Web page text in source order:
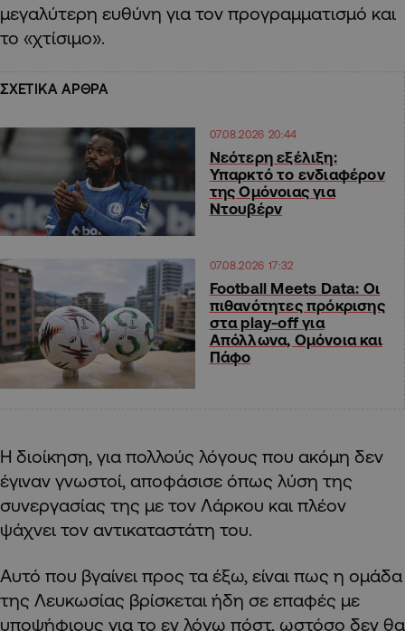
μεγαλύτερη ευθύνη για τον προγραμματισμό και
το «χτίσιμο».
ΣΧΕΤΙΚΑ ΑΡΘΡΑ
07.08.2026 20:44
Νεότερη εξέλιξη:
Υπαρκτό το ενδιαφέρον
της Ομόνοιας για
Ντουβέρν
07.08.2026 17:32
Football Meets Data: Οι
πιθανότητες πρόκρισης
στα play-off για
Απόλλωνα, Ομόνοια και
Πάφο
Η διοίκηση, για πολλούς λόγους που ακόμη δεν
έγιναν γνωστοί, αποφάσισε όπως λύση της
συνεργασίας της με τον Λάρκου και πλέον
ψάχνει τον αντικαταστάτη του.
Αυτό που βγαίνει προς τα έξω, είναι πως η ομάδα
της Λευκωσίας βρίσκεται ήδη σε επαφές με
υποψήφιους για το εν λόγω πόστ, ωστόσο δεν θα